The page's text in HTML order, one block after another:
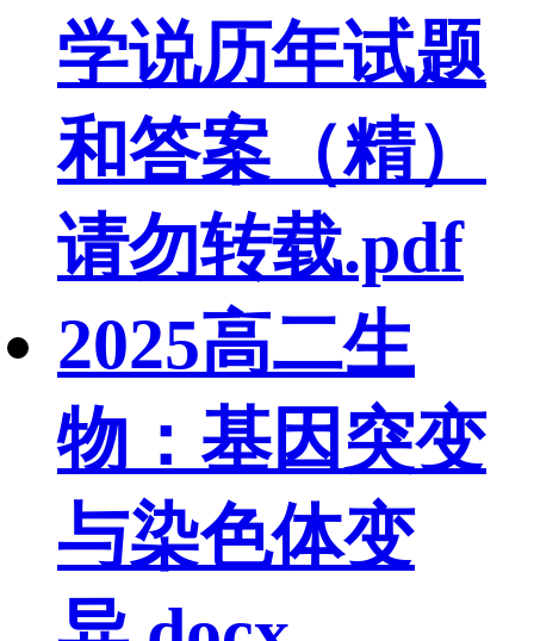
学说历年试题
和答案（精）
请勿转载.pdf
2025高二生
物：基因突变
与染色体变